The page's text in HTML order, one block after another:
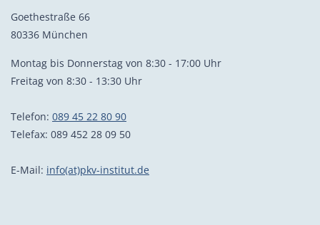
Goethestraße 66
80336 München
Montag bis Donnerstag von 8:30 - 17:00 Uhr
Freitag von 8:30 - 13:30 Uhr
Telefon: 089 45 22 80 90
Telefax: 089 452 28 09 50
E-Mail: info(at)pkv-institut.de